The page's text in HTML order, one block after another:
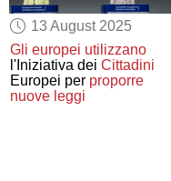
13 August 2025
Gli europei utilizzano
l'Iniziativa deiCittadini
Europei per proporre
nuove leggi